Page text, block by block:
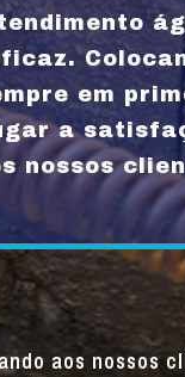
em
a
nossos
aos nossos